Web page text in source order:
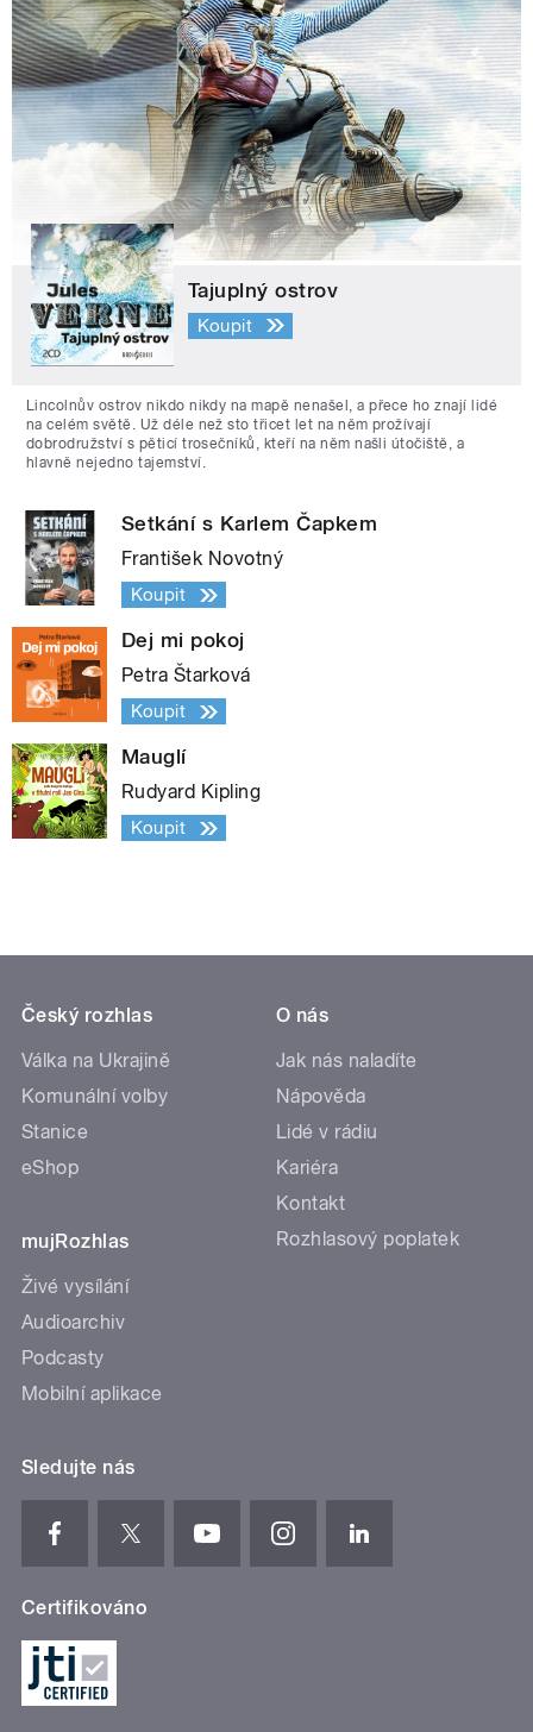
Tajuplný ostrov
Koupit
Lincolnův ostrov nikdo nikdy na mapě nenašel, a přece ho znají lidé
na celém světě. Už déle než sto třicet let na něm prožívají
dobrodružství s pěticí trosečníků, kteří na něm našli útočiště, a
hlavně nejedno tajemství.
Setkání s Karlem Čapkem
František Novotný
Koupit
Dej mi pokoj
Petra Štarková
Koupit
Mauglí
Rudyard Kipling
Koupit
Český rozhlas
Válka na Ukrajině
Komunální volby
Stanice
eShop
mujRozhlas
Živé vysílání
Audioarchiv
Podcasty
Mobilní aplikace
O nás
Jak nás naladíte
Nápověda
Lidé v rádiu
Kariéra
Kontakt
Rozhlasový poplatek
Sledujte nás
Certifikováno